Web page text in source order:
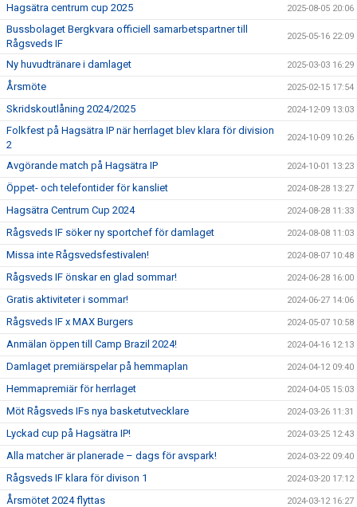
Hagsätra centrum cup 2025 2025-08-05 20:06
Bussbolaget Bergkvara officiell samarbetspartner till
Rågsveds IF
2025-05-16 22:09
Ny huvudtränare i damlaget 2025-03-03 16:29
Årsmöte 2025-02-15 17:54
Skridskoutlåning 2024/2025 2024-12-09 13:03
Folkfest på Hagsätra IP när herrlaget blev klara för division
2
2024-10-09 10:26
Avgörande match på Hagsätra IP 2024-10-01 13:23
Öppet- och telefontider för kansliet 2024-08-28 13:27
Hagsätra Centrum Cup 2024 2024-08-28 11:33
Rågsveds IF söker ny sportchef för damlaget 2024-08-08 11:03
Missa inte Rågsvedsfestivalen! 2024-08-07 10:48
Rågsveds IF önskar en glad sommar! 2024-06-28 16:00
Gratis aktiviteter i sommar! 2024-06-27 14:06
Rågsveds IF x MAX Burgers 2024-05-07 10:58
Anmälan öppen till Camp Brazil 2024! 2024-04-16 12:13
Damlaget premiärspelar på hemmaplan 2024-04-12 09:40
Hemmapremiär för herrlaget 2024-04-05 15:03
Möt Rågsveds IFs nya basketutvecklare 2024-03-26 11:31
Lyckad cup på Hagsätra IP! 2024-03-25 12:43
Alla matcher är planerade – dags för avspark! 2024-03-22 09:40
Rågsveds IF klara för divison 1 2024-03-20 17:12
Årsmötet 2024 flyttas 2024-03-12 16:27